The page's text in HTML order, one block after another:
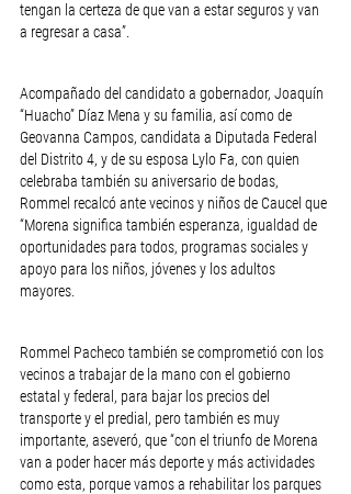
tengan la certeza de que van a estar seguros y van
a regresar a casa”.
Acompañado del candidato a gobernador, Joaquín
“Huacho” Díaz Mena y su familia, así como de
Geovanna Campos, candidata a Diputada Federal
del Distrito 4, y de su esposa Lylo Fa, con quien
celebraba también su aniversario de bodas,
Rommel recalcó ante vecinos y niños de Caucel que
“Morena significa también esperanza, igualdad de
oportunidades para todos, programas sociales y
apoyo para los niños, jóvenes y los adultos
mayores.
Rommel Pacheco también se comprometió con los
vecinos a trabajar de la mano con el gobierno
estatal y federal, para bajar los precios del
transporte y el predial, pero también es muy
importante, aseveró, que “con el triunfo de Morena
van a poder hacer más deporte y más actividades
como esta, porque vamos a rehabilitar los parques